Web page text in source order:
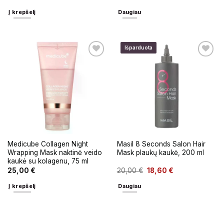
Į krepšelį Daugiau
Medicube Collagen Night
Wrapping Mask naktinė veido
kaukė su kolagenu, 75 ml
25,00 €
Į krepšelį
Išparduota
Masil 8 Seconds Salon Hair
Mask plaukų kaukė, 200 ml
20,00€ 18,60 €
Daugiau